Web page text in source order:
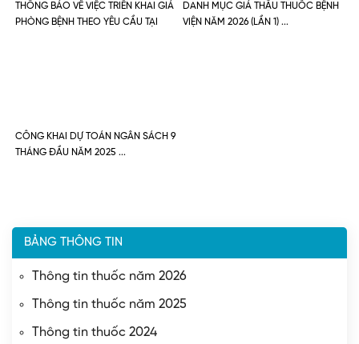
THÔNG BÁO VỀ VIỆC TRIỂN KHAI GIÁ
PHÒNG BỆNH THEO YÊU CẦU TẠI
DANH MỤC GIÁ THẦU THUỐC BỆNH
VIỆN NĂM 2026 (LẦN 1)
CÔNG KHAI DỰ TOÁN NGÂN SÁCH 9
THÁNG ĐẦU NĂM 2025
BẢNG THÔNG TIN
Thông tin thuốc năm 2026
Thông tin thuốc năm 2025
Thông tin thuốc 2024